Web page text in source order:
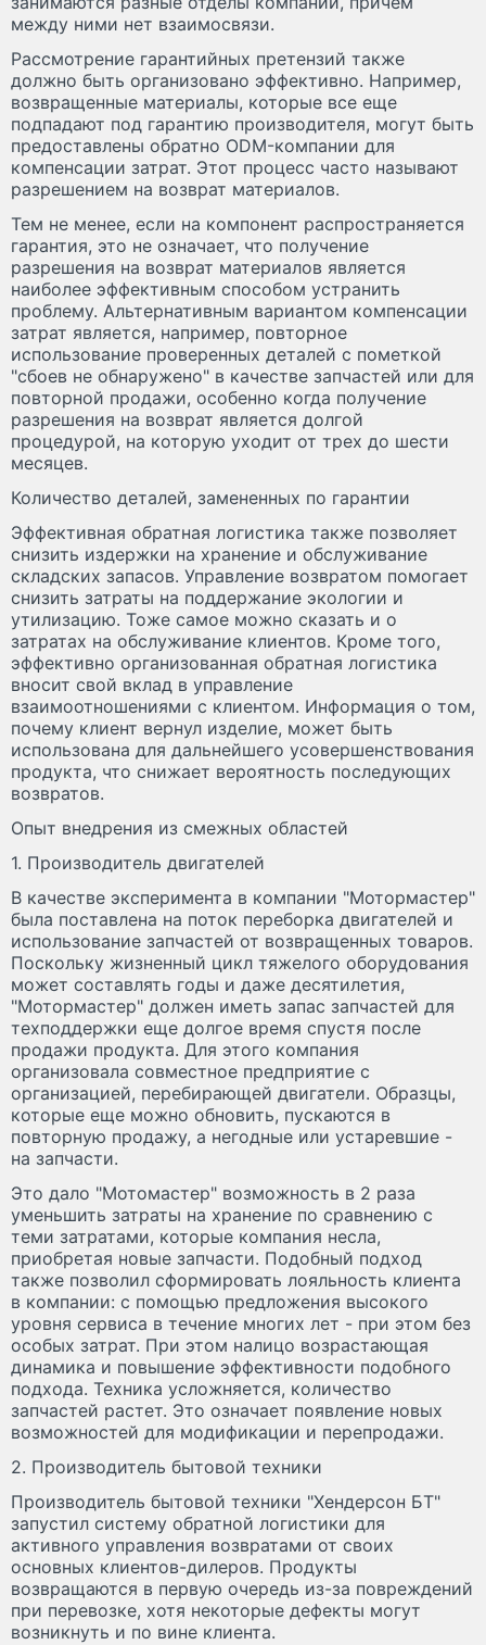
между ними нет взаимосвязи.
Рассмотрение гарантийных претензий также
должно быть организовано эффективно. Например,
возвращенные материалы, которые все еще
подпадают под гарантию производителя, могут быть
предоставлены обратно ODM-компании для
компенсации затрат. Этот процесс часто называют
разрешением на возврат материалов.
Тем не менее, если на компонент распространяется
гарантия, это не означает, что получение
разрешения на возврат материалов является
наиболее эффективным способом устранить
проблему. Альтернативным вариантом компенсации
затрат является, например, повторное
использование проверенных деталей с пометкой
"сбоев не обнаружено" в качестве запчастей или для
повторной продажи, особенно когда получение
разрешения на возврат является долгой
процедурой, на которую уходит от трех до шести
месяцев.
Количество деталей, замененных по гарантии
Эффективная обратная логистика также позволяет
снизить издержки на хранение и обслуживание
складских запасов. Управление возвратом помогает
снизить затраты на поддержание экологии и
утилизацию. Тоже самое можно сказать и о
затратах на обслуживание клиентов. Кроме того,
эффективно организованная обратная логистика
вносит свой вклад в управление
взаимоотношениями с клиентом. Информация о том,
почему клиент вернул изделие, может быть
использована для дальнейшего усовершенствования
продукта, что снижает вероятность последующих
возвратов.
Опыт внедрения из смежных областей
1. Производитель двигателей
В качестве эксперимента в компании "Мотормастер"
была поставлена на поток переборка двигателей и
использование запчастей от возвращенных товаров.
Поскольку жизненный цикл тяжелого оборудования
может составлять годы и даже десятилетия,
"Мотормастер" должен иметь запас запчастей для
техподдержки еще долгое время спустя после
продажи продукта. Для этого компания
организовала совместное предприятие с
организацией, перебирающей двигатели. Образцы,
которые еще можно обновить, пускаются в
повторную продажу, а негодные или устаревшие -
на запчасти.
Это дало "Мотомастер" возможность в 2 раза
уменьшить затраты на хранение по сравнению с
теми затратами, которые компания несла,
приобретая новые запчасти. Подобный подход
также позволил сформировать лояльность клиента
в компании: с помощью предложения высокого
уровня сервиса в течение многих лет - при этом без
особых затрат. При этом налицо возрастающая
динамика и повышение эффективности подобного
подхода. Техника усложняется, количество
запчастей растет. Это означает появление новых
возможностей для модификации и перепродажи.
2. Производитель бытовой техники
Производитель бытовой техники "Хендерсон БТ"
запустил систему обратной логистики для
активного управления возвратами от своих
основных клиентов-дилеров. Продукты
возвращаются в первую очередь из-за повреждений
при перевозке, хотя некоторые дефекты могут
возникнуть и по вине клиента.